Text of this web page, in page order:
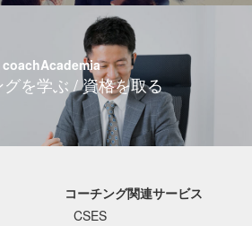
coachAcademia
グを学ぶ / 資格を取る
コーチング関連サービス
CSES